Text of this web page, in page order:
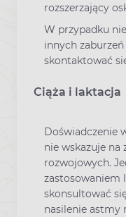
rozszerzający
W przypadku
innych
skontaktować
Ciąża i laktacja
Doświadczenie
nie wskazuje na
rozwojowych.
zastosowaniem
skonsultować
nasilenie astmy